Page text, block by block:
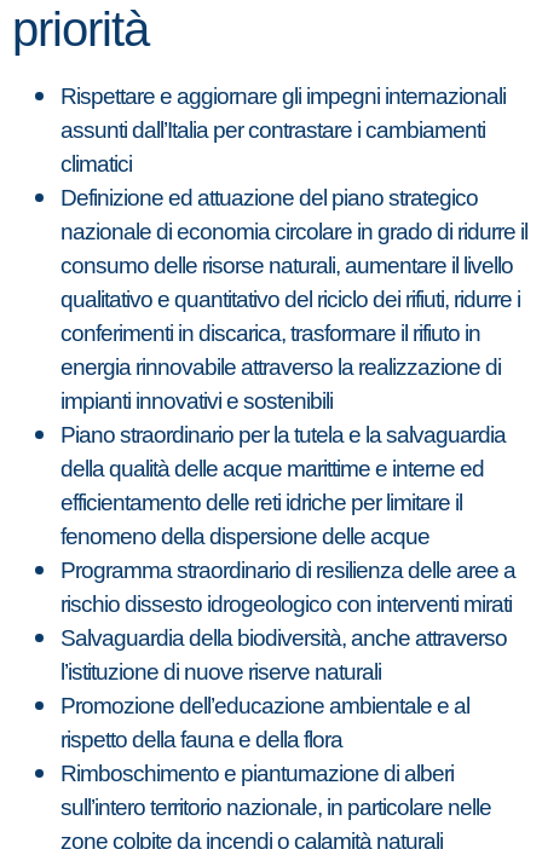
priorità
Rispettare e aggiornare gli impegni internazionali
assunti dall’Italia per contrastare i cambiamenti
climatici
Definizione ed attuazione del piano strategico
nazionale di economia circolare in grado di ridurre il
consumo delle risorse naturali, aumentare il livello
qualitativo e quantitativo del riciclo dei rifiuti, ridurre i
conferimenti in discarica, trasformare il rifiuto in
energia rinnovabile attraverso la realizzazione di
impianti innovativi e sostenibili
Piano straordinario per la tutela e la salvaguardia
della qualità delle acque marittime e interne ed
efficientamento delle reti idriche per limitare il
fenomeno della dispersione delle acque
Programma straordinario di resilienza delle aree a
rischio dissesto idrogeologico con interventi mirati
Salvaguardia della biodiversità, anche attraverso
l’istituzione di nuove riserve naturali
Promozione dell’educazione ambientale e al
rispetto della fauna e della flora
Rimboschimento e piantumazione di alberi
sull’intero territorio nazionale, in particolare nelle
zone colpite da incendi o calamità naturali